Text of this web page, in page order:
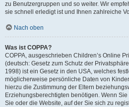
zu Benutzergruppen und so weiter. Wir
sie schnell erledigt ist und Ihnen zahlreiche
Nach oben
Was ist COPPA?
COPPA, ausgeschrieben Children’s Online
(deutsch: Gesetz zum Schutz der
1998) ist ein Gesetz in den USA, welches
möglicherweise persönliche Daten von
hierzu die Zustimmung der Eltern
Erziehungsberechtigten benötigen. Wenn
Sie oder die Website, auf der Sie sich zu